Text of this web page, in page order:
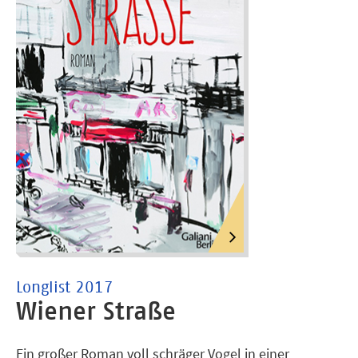
Longlist 2017
Wiener Straße
Ein großer Roman voll schräger Vogel in einer